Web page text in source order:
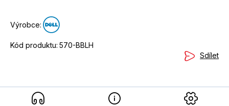
Výrobce:
Kód produktu: 570-BBLH
Sdílet